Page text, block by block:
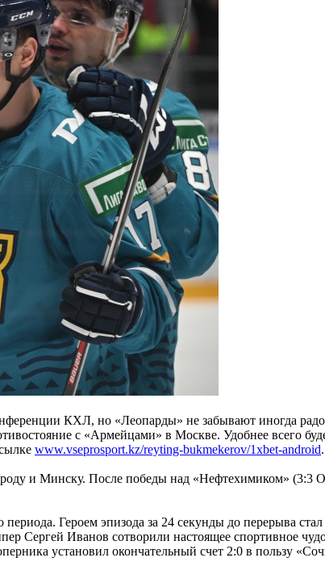
КХЛ, но «Леопарды» не забывают иногда
с «Армейцами» в Москве. Удобнее всего
www.vseprosport.kz/reyting-bukmekerov/1xbet-android.
и Минску. После победы над «Нефтехимиком» (3:3
Героем эпизода за 24 секунды до перерыва
Сергей Иванов сотворили настоящее спортивное
установил окончательный счет 2:0 в пользу